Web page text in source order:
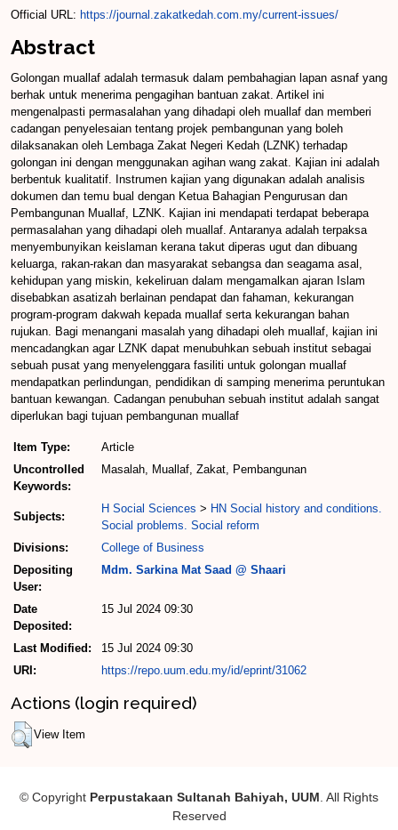
Official URL: https://journal.zakatkedah.com.my/current-issues/
Abstract
Golongan muallaf adalah termasuk dalam pembahagian lapan asnaf yang
berhak untuk menerima pengagihan bantuan zakat. Artikel ini
mengenalpasti permasalahan yang dihadapi oleh muallaf dan memberi
cadangan penyelesaian tentang projek pembangunan yang boleh
dilaksanakan oleh Lembaga Zakat Negeri Kedah (LZNK) terhadap
golongan ini dengan menggunakan agihan wang zakat. Kajian ini adalah
berbentuk kualitatif. Instrumen kajian yang digunakan adalah analisis
dokumen dan temu bual dengan Ketua Bahagian Pengurusan dan
Pembangunan Muallaf, LZNK. Kajian ini mendapati terdapat beberapa
permasalahan yang dihadapi oleh muallaf. Antaranya adalah terpaksa
menyembunyikan keislaman kerana takut diperas ugut dan dibuang
keluarga, rakan-rakan dan masyarakat sebangsa dan seagama asal,
kehidupan yang miskin, kekeliruan dalam mengamalkan ajaran Islam
disebabkan asatizah berlainan pendapat dan fahaman, kekurangan
program-program dakwah kepada muallaf serta kekurangan bahan
rujukan. Bagi menangani masalah yang dihadapi oleh muallaf, kajian ini
mencadangkan agar LZNK dapat menubuhkan sebuah institut sebagai
sebuah pusat yang menyelenggara fasiliti untuk golongan muallaf
mendapatkan perlindungan, pendidikan di samping menerima peruntukan
bantuan kewangan. Cadangan penubuhan sebuah institut adalah sangat
diperlukan bagi tujuan pembangunan muallaf
Item Type:
Article
Uncontrolled
Keywords:
Masalah, Muallaf, Zakat, Pembangunan
Subjects:
H Social Sciences > HN Social history and conditions.
Social problems. Social reform
Divisions:
College of Business
Depositing
User:
Mdm. Sarkina Mat Saad @ Shaari
Date
Deposited:
15 Jul 2024 09:30
Last Modified:
15 Jul 2024 09:30
URI:
https://repo.uum.edu.my/id/eprint/31062
Actions (login required)
View Item
© Copyright Perpustakaan Sultanah Bahiyah, UUM . All Rights
Reserved